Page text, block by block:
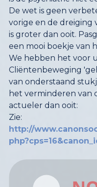
actueler dan ooit:
Zie:
http://